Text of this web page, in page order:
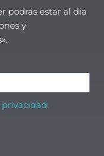
podrás estar al día
y